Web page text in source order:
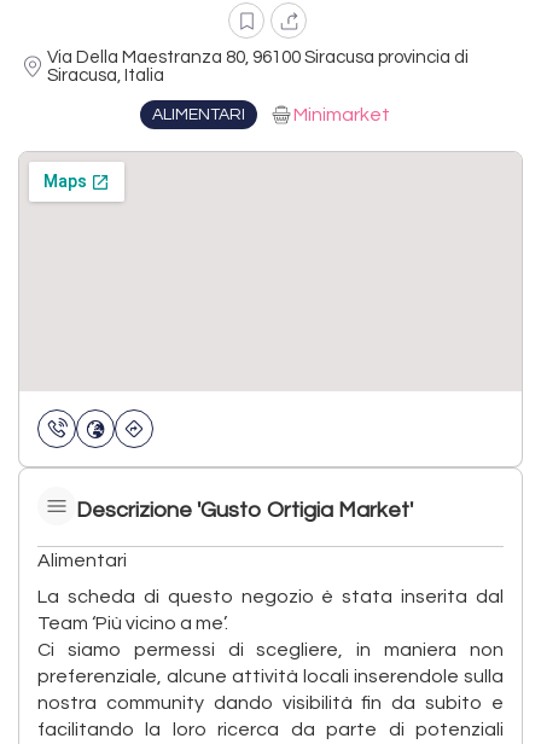
Via Della Maestranza 80, 96100 Siracusa provincia di
Siracusa, Italia
ALIMENTARI Minimarket
Descrizione 'Gusto Ortigia Market'
Alimentari
La scheda di questo negozio è stata inserita dal
Team ‘Più vicino a me’.
Ci siamo permessi di scegliere, in maniera non
preferenziale, alcune attività locali inserendole sulla
nostra community dando visibilità fin da subito e
facilitando la loro ricerca da parte di potenziali